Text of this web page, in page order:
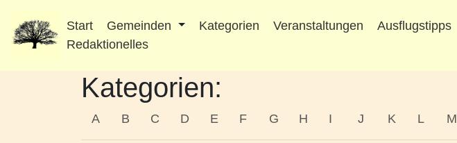
Start Gemeinden Kategorien Veranstaltungen Ausflugstipps
Redaktionelles
Kategorien:
A B C D E F G H I J K L M